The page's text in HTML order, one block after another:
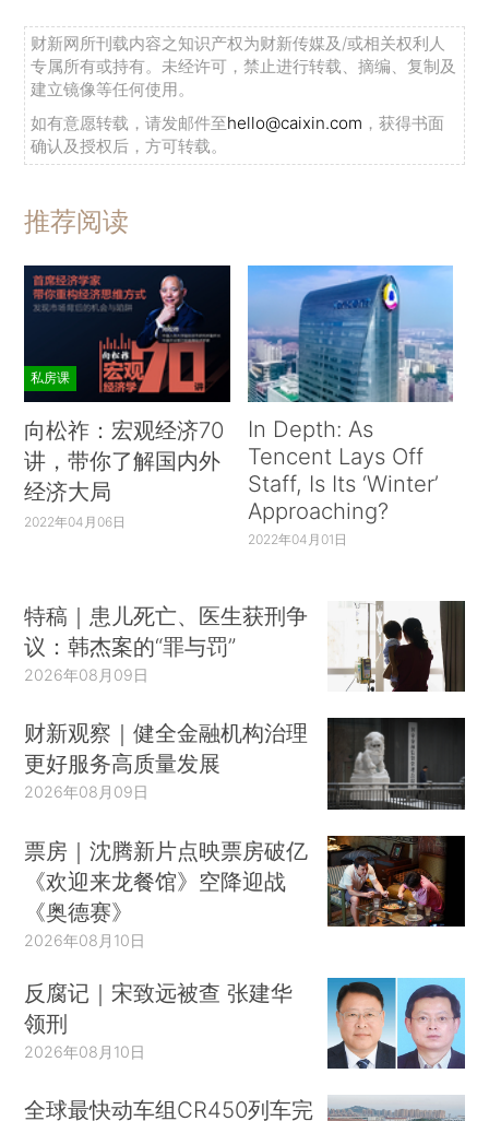
财新网所刊载内容之知识产权为财新传媒及/或相关权利人
专属所有或持有。未经许可，禁止进行转载、摘编、复制及
建立镜像等任何使用。
如有意愿转载，请发邮件至hello@caixin.com ，获得书面
确认及授权后，方可转载。
推荐阅读
私房课
向松祚：宏观经济70
讲，带你了解国内外
经济大局
2022年04月06日
In Depth: As
Tencent Lays Off
Staff, Is Its ‘Winter’
Approaching?
2022年04月01日
特稿｜患儿死亡、医生获刑争
议：韩杰案的“罪与罚”
2026年08月09日
财新观察｜健全金融机构治理
更好服务高质量发展
2026年08月09日
票房｜沈腾新片点映票房破亿
《欢迎来龙餐馆》空降迎战
《奥德赛》
2026年08月10日
反腐记｜宋致远被查 张建华
领刑
2026年08月10日
全球最快动车组CR450列车完